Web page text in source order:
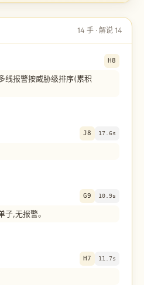
14 手 · 解说 14
H8
线报警按威胁级排序(累积
J8 17.6s
G9 10.9s
子,无报警。
H7 11.7s